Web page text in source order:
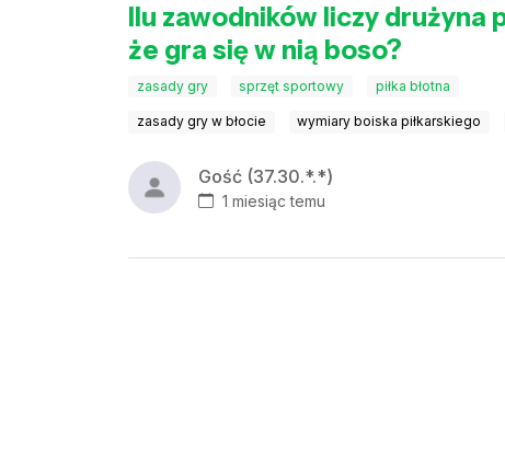
Ilu zawodników liczy drużyna
że gra się w nią boso?
zasady gry sprzęt sportowy piłka błotna
zasady gry w błocie wymiary boiska piłkarskiego
Gość (37.30.*.*)
1 miesiąc temu